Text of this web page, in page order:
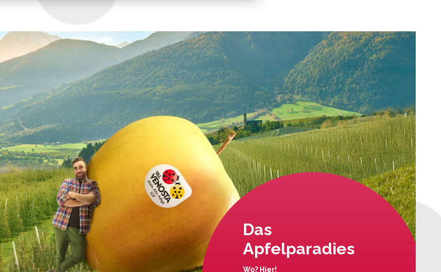
Das
Apfelparadies
Wo? Hier!